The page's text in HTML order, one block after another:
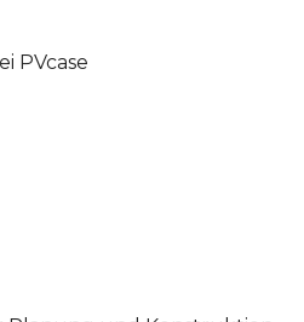
PVcase